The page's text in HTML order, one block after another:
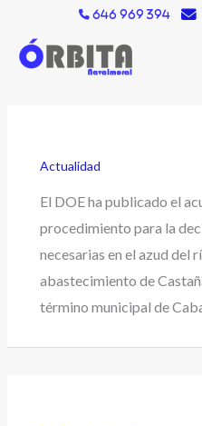
contenido
646 969 394
Actualidad
El DOE ha publicado el
procedimiento para la
necesarias en el azud del
abastecimiento de
término municipal de